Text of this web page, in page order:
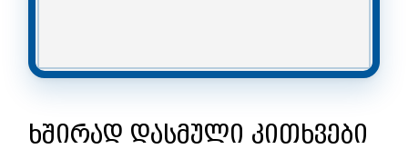
ხშირად დასმული კითხვები